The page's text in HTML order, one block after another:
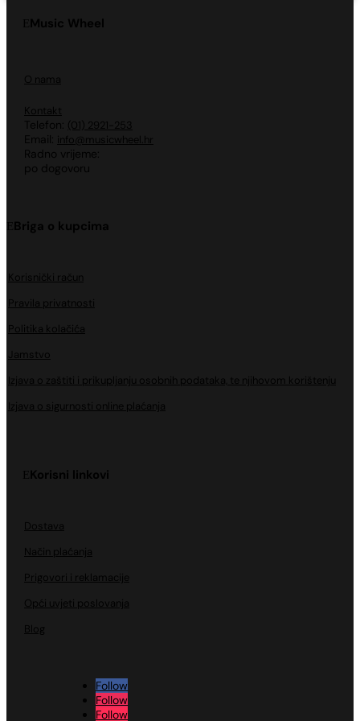
Music Wheel
O nama
Kontakt
Telefon: (01) 2921-253
Email: info@musicwheel.hr
Radno vrijeme:
po dogovoru
Briga o kupcima
Korisnički račun
Pravila privatnosti
Politika kolačića
Jamstvo
Izjava o zaštiti i prikupljanju osobnih podataka, te njihovom korištenju
Izjava o sigurnosti online plaćanja
Korisni linkovi
Dostava
Način plaćanja
Prigovori i reklamacije
Opći uvjeti poslovanja
Blog
Follow
Follow
Follow